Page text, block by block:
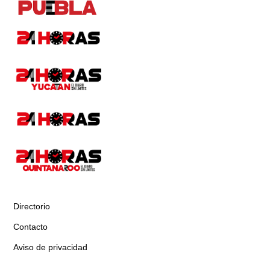
Directorio
Contacto
Aviso de privacidad